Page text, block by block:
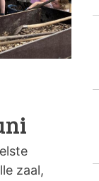
zaal,